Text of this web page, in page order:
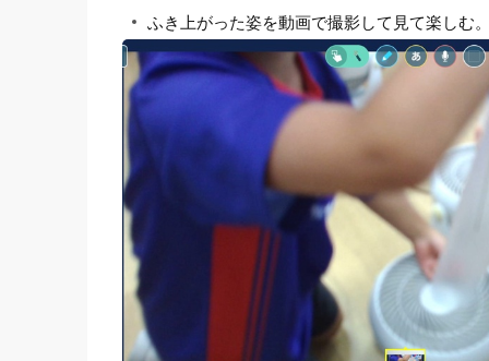
ふき上がった姿を動画で撮影して見て楽しむ